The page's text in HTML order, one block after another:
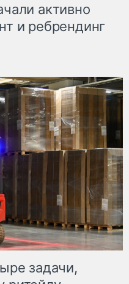
активно
и ребрендинг
задачи,